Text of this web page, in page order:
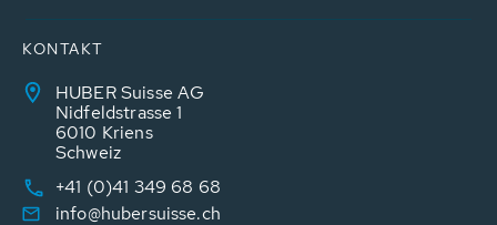
KONTAKT
HUBER Suisse AG
Nidfeldstrasse 1
6010 Kriens
Schweiz
+41 (0)41 349 68 68
info@hubersuisse.ch